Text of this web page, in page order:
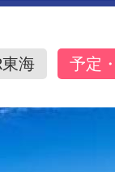
東海 予定